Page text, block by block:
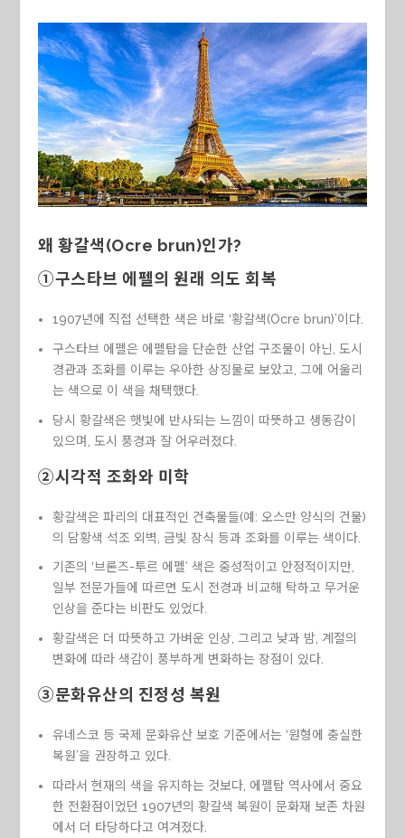
왜 황갈색(Ocre brun)인가?
①구스타브 에펠의 원래 의도 회복
1907년에 직접 선택한 색은 바로 ‘황갈색(Ocre brun)’이다.
구스타브 에펠은 에펠탑을 단순한 산업 구조물이 아닌, 도시
경관과 조화를 이루는 우아한 상징물로 보았고, 그에 어울리
는 색으로 이 색을 채택했다.
당시 황갈색은 햇빛에 반사되는 느낌이 따뜻하고 생동감이
있으며, 도시 풍경과 잘 어우러졌다.
②시각적 조화와 미학
황갈색은 파리의 대표적인 건축물들(예: 오스만 양식의 건물)
의 담황색 석조 외벽, 금빛 장식 등과 조화를 이루는 색이다.
기존의 ‘브론즈-투르 에펠’ 색은 중성적이고 안정적이지만,
일부 전문가들에 따르면 도시 전경과 비교해 탁하고 무거운
인상을 준다는 비판도 있었다.
황갈색은 더 따뜻하고 가벼운 인상, 그리고 낮과 밤, 계절의
변화에 따라 색감이 풍부하게 변화하는 장점이 있다.
③문화유산의 진정성 복원
유네스코 등 국제 문화유산 보호 기준에서는 ‘원형에 충실한
복원’을 권장하고 있다.
따라서 현재의 색을 유지하는 것보다, 에펠탑 역사에서 중요
한 전환점이었던 1907년의 황갈색 복원이 문화재 보존 차원
에서 더 타당하다고 여겨졌다.